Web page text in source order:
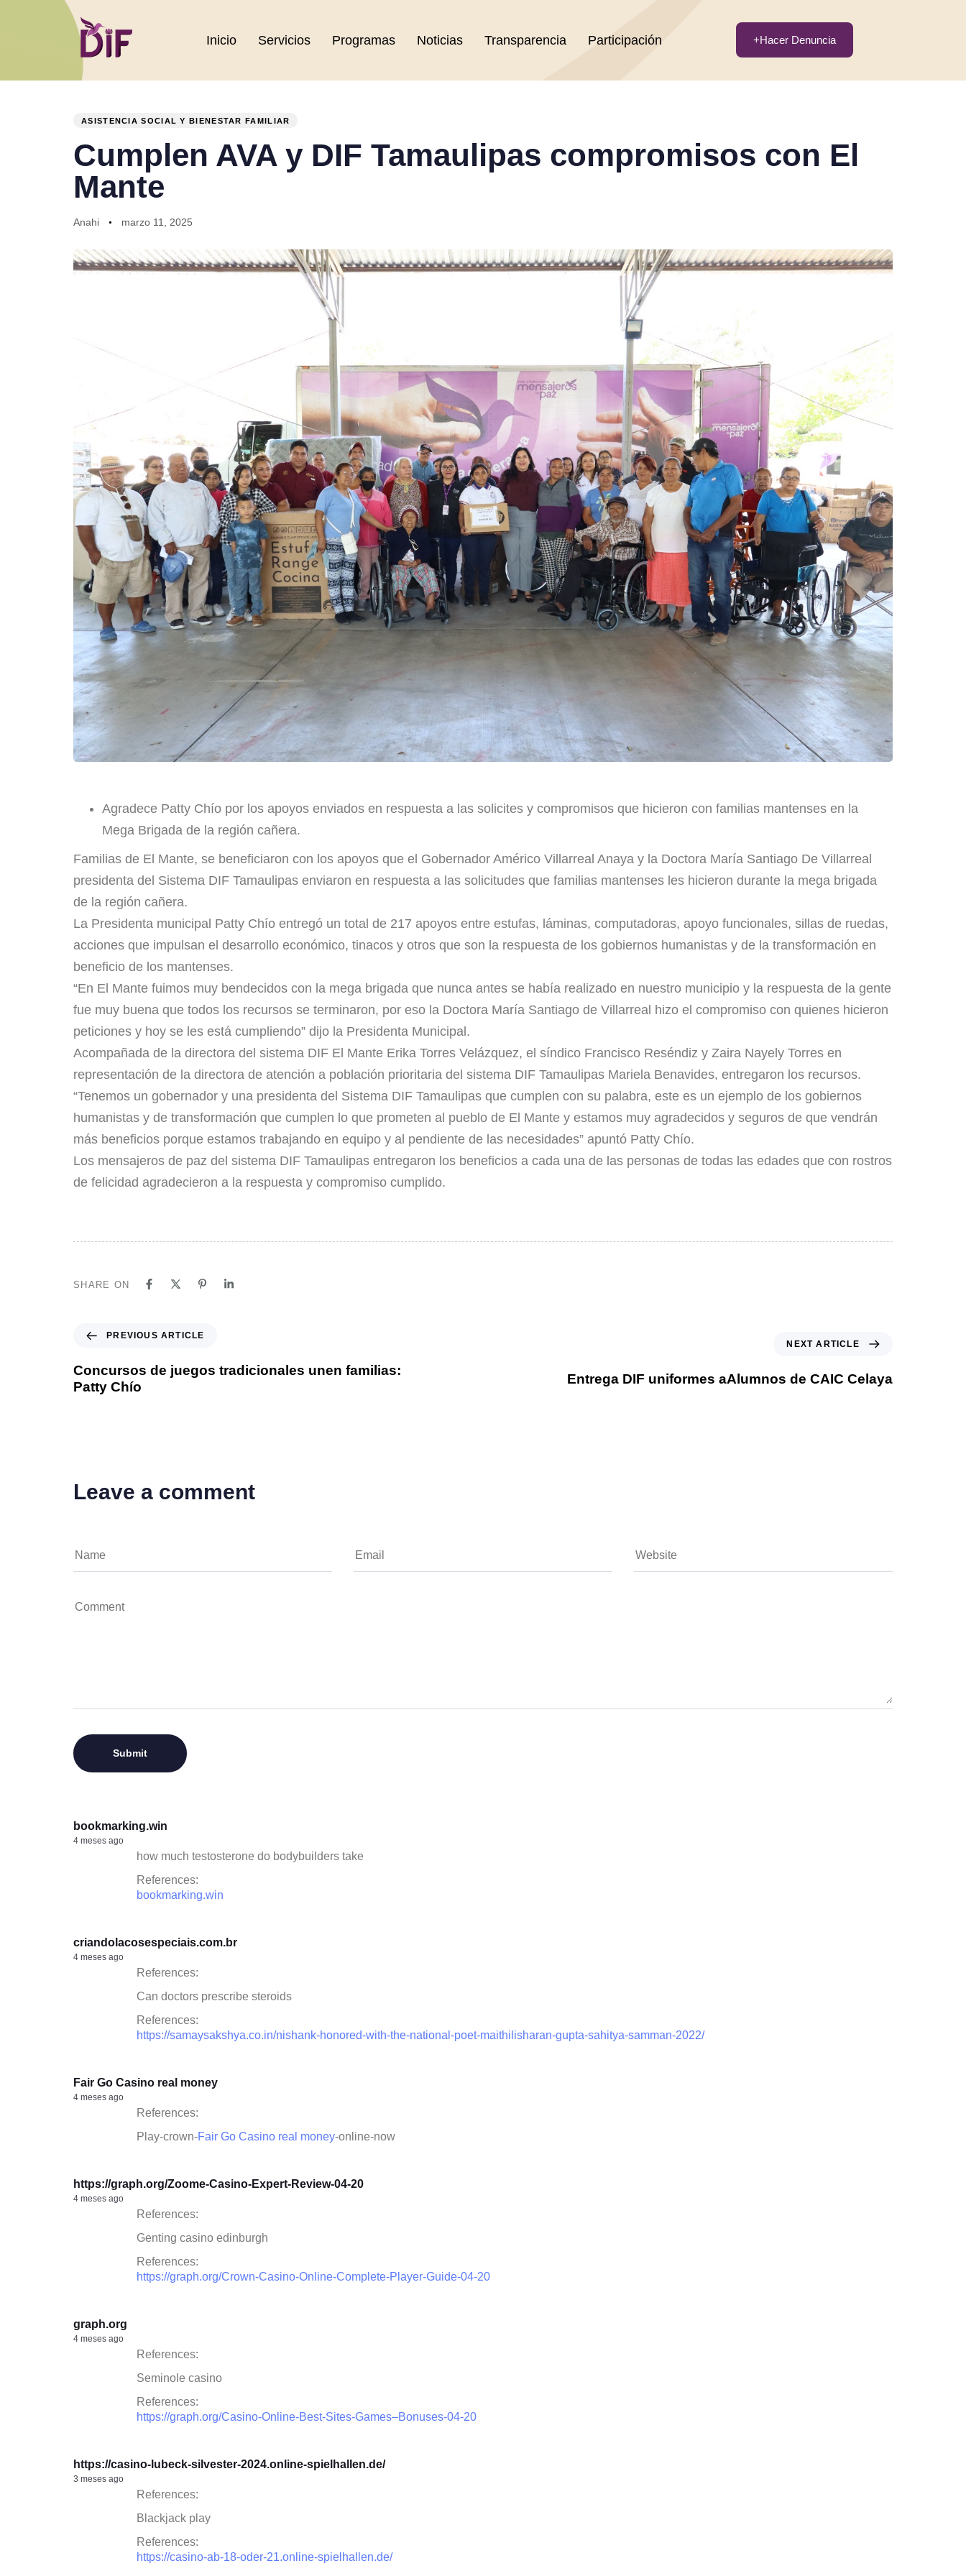
Inicio Servicios Programas Noticias Transparencia Participación +Hacer Denuncia
ASISTENCIA SOCIAL Y BIENESTAR FAMILIAR
Cumplen AVA y DIF Tamaulipas compromisos con El
Mante
Anahi marzo 11, 2025
Agradece Patty Chío por los apoyos enviados en respuesta a las solicites y compromisos que hicieron con familias mantenses en la
Mega Brigada de la región cañera.
Familias de El Mante, se beneficiaron con los apoyos que el Gobernador Américo Villarreal Anaya y la Doctora María Santiago De Villarreal
presidenta del Sistema DIF Tamaulipas enviaron en respuesta a las solicitudes que familias mantenses les hicieron durante la mega brigada
de la región cañera.
La Presidenta municipal Patty Chío entregó un total de 217 apoyos entre estufas, láminas, computadoras, apoyo funcionales, sillas de ruedas,
acciones que impulsan el desarrollo económico, tinacos y otros que son la respuesta de los gobiernos humanistas y de la transformación en
beneficio de los mantenses.
“En El Mante fuimos muy bendecidos con la mega brigada que nunca antes se había realizado en nuestro municipio y la respuesta de la gente
fue muy buena que todos los recursos se terminaron, por eso la Doctora María Santiago de Villarreal hizo el compromiso con quienes hicieron
peticiones y hoy se les está cumpliendo” dijo la Presidenta Municipal.
Acompañada de la directora del sistema DIF El Mante Erika Torres Velázquez, el síndico Francisco Reséndiz y Zaira Nayely Torres en
representación de la directora de atención a población prioritaria del sistema DIF Tamaulipas Mariela Benavides, entregaron los recursos.
“Tenemos un gobernador y una presidenta del Sistema DIF Tamaulipas que cumplen con su palabra, este es un ejemplo de los gobiernos
humanistas y de transformación que cumplen lo que prometen al pueblo de El Mante y estamos muy agradecidos y seguros de que vendrán
más beneficios porque estamos trabajando en equipo y al pendiente de las necesidades” apuntó Patty Chío.
Los mensajeros de paz del sistema DIF Tamaulipas entregaron los beneficios a cada una de las personas de todas las edades que con rostros
de felicidad agradecieron a la respuesta y compromiso cumplido.
SHARE ON
PREVIOUS ARTICLE
Concursos de juegos tradicionales unen familias:
Patty Chío
NEXT ARTICLE
Entrega DIF uniformes aAlumnos de CAIC Celaya
Leave a comment
bookmarking.win
4 meses ago
how much testosterone do bodybuilders take
References:
bookmarking.win
criandolacosespeciais.com.br
4 meses ago
References:
Can doctors prescribe steroids
References:
https://samaysakshya.co.in/nishank-honored-with-the-national-poet-maithilisharan-gupta-sahitya-samman-2022/
Fair Go Casino real money
4 meses ago
References:
Play-crown-Fair Go Casino real money-online-now
https://graph.org/Zoome-Casino-Expert-Review-04-20
4 meses ago
References:
Genting casino edinburgh
References:
https://graph.org/Crown-Casino-Online-Complete-Player-Guide-04-20
graph.org
4 meses ago
References:
Seminole casino
References:
https://graph.org/Casino-Online-Best-Sites-Games–Bonuses-04-20
https://casino-lubeck-silvester-2024.online-spielhallen.de/
3 meses ago
References:
Blackjack play
References:
https://casino-ab-18-oder-21.online-spielhallen.de/